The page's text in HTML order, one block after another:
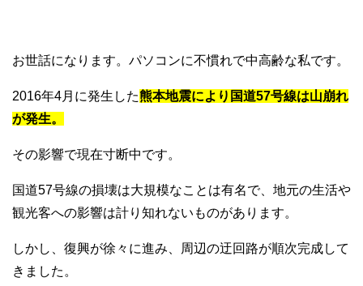
お世話になります。パソコンに不慣れで中高齢な私です。
2016年4月に発生した熊本地震により国道57号線は山崩れ
が発生。
その影響で現在寸断中です。
国道57号線の損壊は大規模なことは有名で、地元の生活や
観光客への影響は計り知れないものがあります。
しかし、復興が徐々に進み、周辺の迂回路が順次完成して
きました。